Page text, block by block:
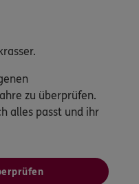
zu überprüfen.
alles passt und ihr